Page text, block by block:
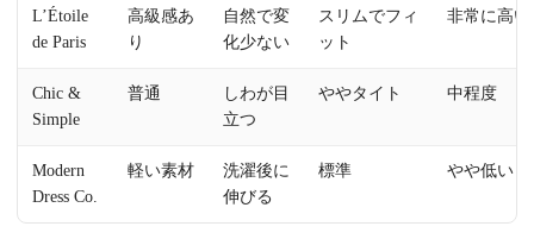
L’Étoile
de Paris
高級感あ
り
自然で変
化少ない
スリムでフィ
ット
非常に高い
Chic &
Simple
普通
しわが目
立つ
ややタイト 中程度
Modern
Dress Co.
軽い素材
洗濯後に
伸びる
標準 やや低い